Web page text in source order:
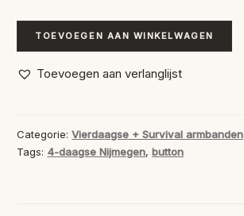
daagse
Button
TOEVOEGEN AAN WINKELWAGEN
Toevoegen aan verlanglijst
Categorie:Vierdaagse + Survival armbanden
Tags: 4-daagse Nijmegen,button